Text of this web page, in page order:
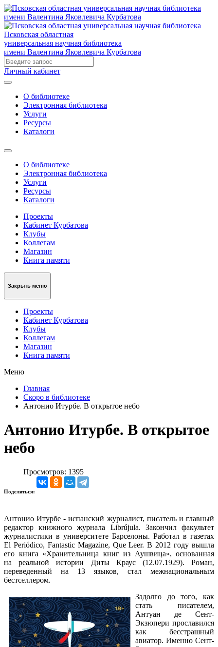
Псковская областная
универсальная научная библиотека
имени Валентина Яковлевича Курбатова
Личный кабинет
О библиотеке
Электронная библиотека
Услуги
Ресурсы
Каталоги
О библиотеке
Электронная библиотека
Услуги
Ресурсы
Каталоги
Проекты
Кабинет Курбатова
Клубы
Коллегам
Магазин
Книга памяти
Закрыть меню
Проекты
Кабинет Курбатова
Клубы
Коллегам
Магазин
Книга памяти
Меню
Главная
Скоро в библиотеке
Антонио Итурбе. В открытое небо
Антонио Итурбе. В открытое
небо
Просмотров: 1395
Поделиться:
Антонио Итурбе - испанский журналист, писатель и главный
редактор книжного журнала Librújula. Закончил факультет
журналистики в университете Барселоны. Работал в газетах
El Periódico, Fantastic Magazine, Que Leer. В 2012 году вышла
его книга «Хранительница книг из Аушвица», основанная
на реальной истории Диты Краус (12.07.1929). Роман,
переведенный на 13 языков, стал межнациональным
бестселлером.
Задолго до того, как
стать писателем,
Антуан де Сент-
Экзюпери прославился
как бесстрашный
авиатор. Именно Сент-